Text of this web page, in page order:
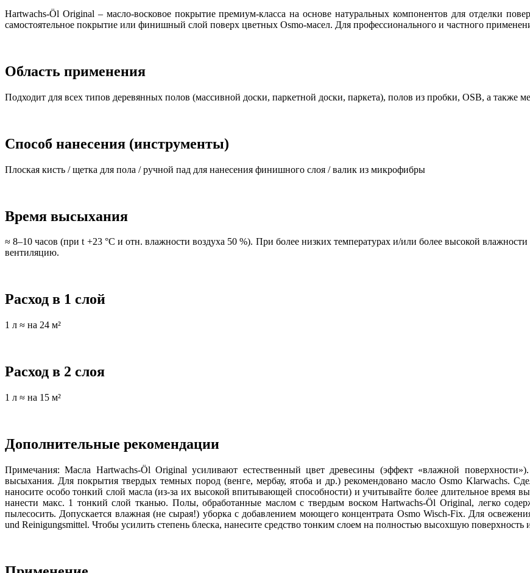
Hartwachs-Öl Original – масло-восковое покрытие премиум-класса на основе натуральных компонентов для отделки
самостоятельное покрытие или финишный слой поверх цветных Osmo-масел. Для профессионального и частного
Область применения
Подходит для всех типов деревянных полов (массивной доски, паркетной доски, паркета), полов из пробки, OSB, а также
Способ нанесения (инструменты)
Плоская кисть / щетка для пола / ручной пад для нанесения финишного слоя / валик из микрофибры
Время высыхания
≈ 8–10 часов (при t +23 °C и отн. влажности воздуха 50 %). При более низких температурах и/или более высокой
вентиляцию.
Расход в 1 слой
1 л ≈ на 24 м²
Расход в 2 слоя
1 л ≈ на 15 м²
Дополнительные рекомендации
Примечания: Масла Hartwachs-Öl Original усиливают естественный цвет древесины (эффект «влажной
высыхания. Для покрытия твердых темных пород (венге, мербау, ятоба и др.) рекомендовано масло Osmo Klarwachs.
наносите особо тонкий слой масла (из-за их высокой впитывающей способности) и учитывайте более длительное время
нанести макс. 1 тонкий слой тканью. Полы, обработанные маслом с твердым воском Hartwachs-Öl Original, легко
пылесосить. Допускается влажная (не сырая!) уборка с добавлением моющего концентрата Osmo Wisch-Fix. Для
und Reinigungsmittel. Чтобы усилить степень блеска, нанесите средство тонким слоем на полностью высохшую